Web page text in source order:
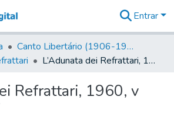
&
Coleções
Tudo na
Digital
Entrar
Canto Libertário (1906-1995)
L’Adunata dei Refrattari, 1960, v XXXIX, n 47
Refrattari, 1960, v